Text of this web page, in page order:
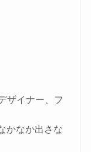
ザイナー、フ
かなか出さな